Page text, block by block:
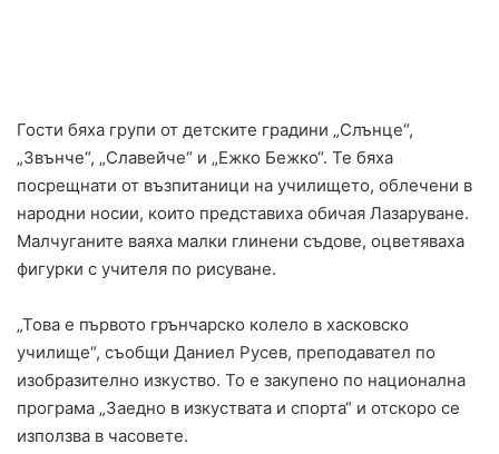
Гости бяха групи от детските градини „Слънце“,
„Звънче“, „Славейче“ и „Ежко Бежко“. Те бяха
посрещнати от възпитаници на училището, облечени в
народни носии, които представиха обичая Лазаруване.
Малчуганите ваяха малки глинени съдове, оцветяваха
фигурки с учителя по рисуване.
„Това е първото грънчарско колело в хасковско
училище“, съобщи Даниел Русев, преподавател по
изобразително изкуство. То е закупено по национална
програма „Заедно в изкуствата и спорта“ и отскоро се
използва в часовете.